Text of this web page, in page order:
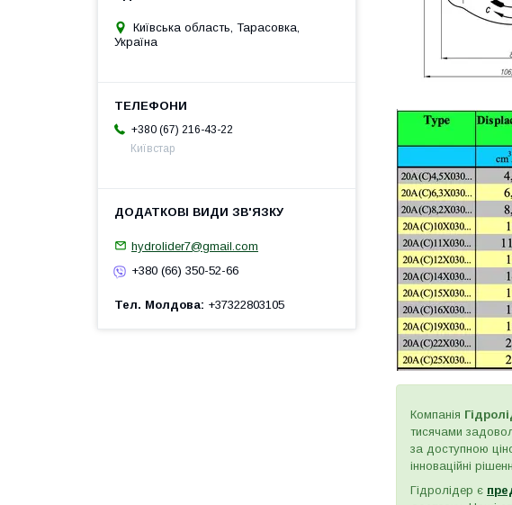
Компанія
тисячами
за доступною
інноваційні
Гідролідер є
Київська область, Тарасовка,
Україна
+380 (67) 216-43-22
Київстар
hydrolider7@gmail.com
+380 (66) 350-52-66
Тел. Молдова +37322803105